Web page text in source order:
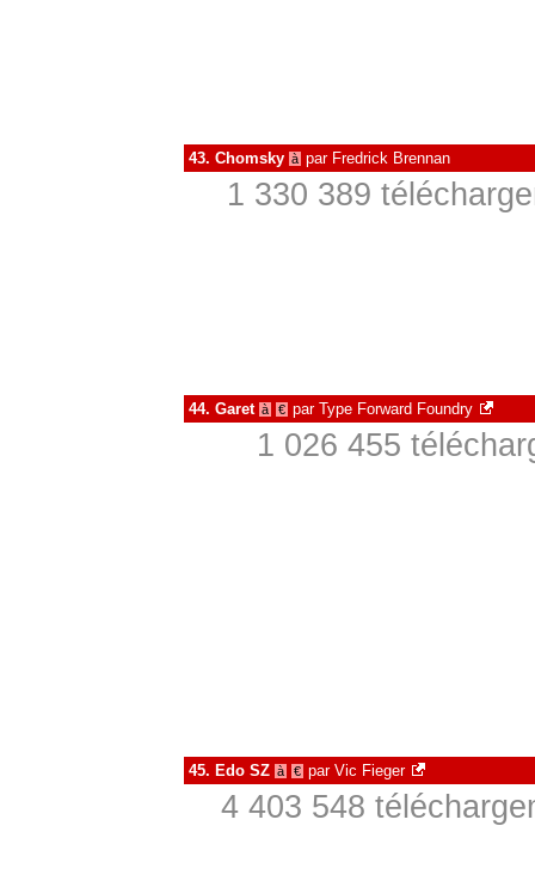
43. Chomsky à par Fredrick Brennan
1 330 389
44. Garet à € par Type Forward Foundry
1 026 455
45. Edo SZ à € par Vic Fieger
4 403 548